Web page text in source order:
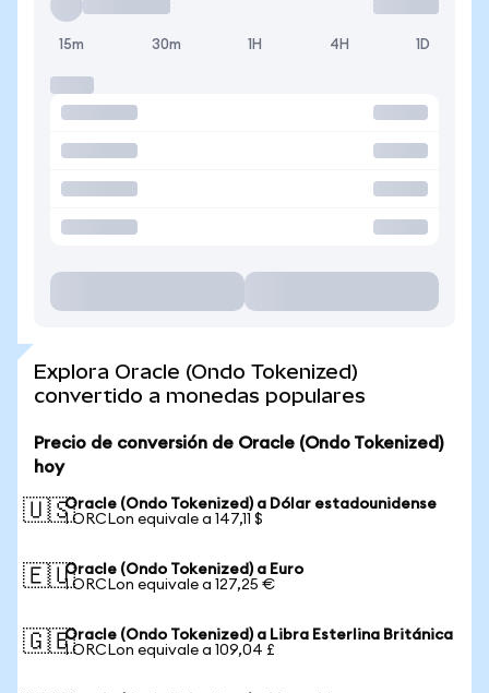
15m 30m 1H 4H 1D
Explora Oracle (Ondo Tokenized)
convertido a monedas populares
Precio de conversión de Oracle (Ondo Tokenized)
hoy
🇺🇸Oracle (Ondo Tokenized) a Dólar estadounidense
1 ORCLon equivale a 147,11 $
🇪🇺Oracle (Ondo Tokenized) a Euro
1 ORCLon equivale a 127,25 €
🇬🇧Oracle (Ondo Tokenized) a Libra Esterlina Británica
1 ORCLon equivale a 109,04 £